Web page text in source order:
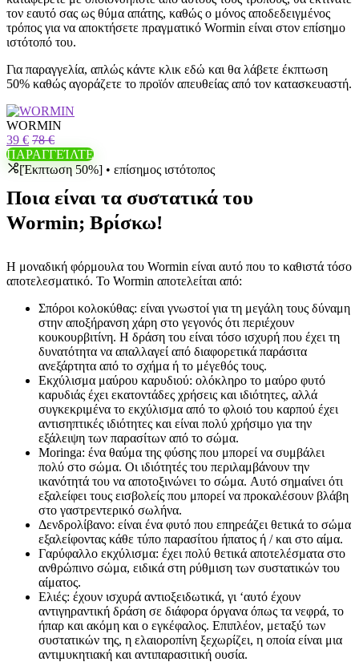
τον εαυτό σας ως θύμα απάτης, καθώς ο μόνος αποδεδειγμένος
τρόπος για να αποκτήσετε πραγματικό Wormin είναι στον επίσημο
ιστότοπό του.
Για παραγγελία, απλώς κάντε κλικ εδώ και θα λάβετε έκπτωση
50% καθώς αγοράζετε το προϊόν απευθείας από τον κατασκευαστή.
WORMIN
39 € 78 €
ΠΑΡΑΓΓΕΊΛΤΕ
[Έκπτωση 50%] • επίσημος ιστότοπος
Ποια είναι τα συστατικά του
Wormin; Βρίσκω!
Η μοναδική φόρμουλα του Wormin είναι αυτό που το καθιστά τόσο
αποτελεσματικό. Το Wormin αποτελείται από:
Σπόροι κολοκύθας: είναι γνωστοί για τη μεγάλη τους δύναμη
στην αποξήρανση χάρη στο γεγονός ότι περιέχουν
κουκουρβιτίνη. Η δράση του είναι τόσο ισχυρή που έχει τη
δυνατότητα να απαλλαγεί από διαφορετικά παράσιτα
ανεξάρτητα από το σχήμα ή το μέγεθός τους.
Εκχύλισμα μαύρου καρυδιού: ολόκληρο το μαύρο φυτό
καρυδιάς έχει εκατοντάδες χρήσεις και ιδιότητες, αλλά
συγκεκριμένα το εκχύλισμα από το φλοιό του καρπού έχει
αντισηπτικές ιδιότητες και είναι πολύ χρήσιμο για την
εξάλειψη των παρασίτων από το σώμα.
Moringa: ένα θαύμα της φύσης που μπορεί να συμβάλει
πολύ στο σώμα. Οι ιδιότητές του περιλαμβάνουν την
ικανότητά του να αποτοξινώνει το σώμα. Αυτό σημαίνει ότι
εξαλείφει τους εισβολείς που μπορεί να προκαλέσουν βλάβη
στο γαστρεντερικό σωλήνα.
Δενδρολίβανο: είναι ένα φυτό που επηρεάζει θετικά το σώμα
εξαλείφοντας κάθε τύπο παρασίτου ήπατος ή / και στο αίμα.
Γαρύφαλλο εκχύλισμα: έχει πολύ θετικά αποτελέσματα στο
ανθρώπινο σώμα, ειδικά στη ρύθμιση των συστατικών του
αίματος.
Ελιές: έχουν ισχυρά αντιοξειδωτικά, γι ‘αυτό έχουν
αντιγηραντική δράση σε διάφορα όργανα όπως τα νεφρά, το
ήπαρ και ακόμη και ο εγκέφαλος. Επιπλέον, μεταξύ των
συστατικών της, η ελαιοροπίνη ξεχωρίζει, η οποία είναι μια
αντιμυκητιακή και αντιπαρασιτική ουσία.